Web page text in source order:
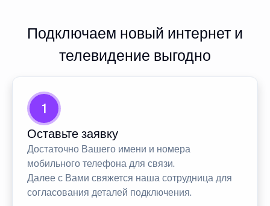
Подключаем новый интернет и
телевидение выгодно
1
Оставьте заявку
Достаточно Вашего имени и номера
мобильного телефона для связи.
Далее с Вами свяжется наша сотрудница для
согласования деталей подключения.